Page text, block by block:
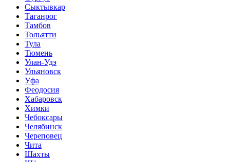
Сыктывкар
Таганрог
Тамбов
Тольятти
Тула
Тюмень
Улан-Удэ
Ульяновск
Уфа
Феодосия
Хабаровск
Химки
Чебоксары
Челябинск
Череповец
Чита
Шахты